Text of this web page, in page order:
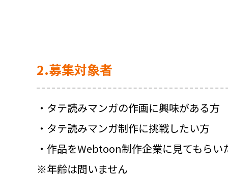
2.募集対象者
・タテ読みマンガの作画に興味がある方
・タテ読みマンガ制作に挑戦したい方
・作品をWebtoon制作企業に見てもらい
※年齢は問いません